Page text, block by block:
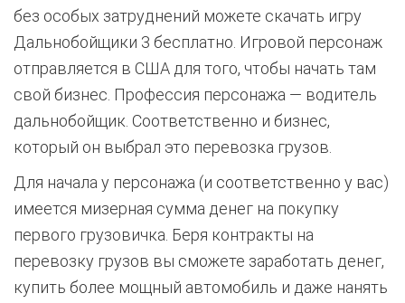
без особых затруднений можете скачать игру
Дальнобойщики 3 бесплатно. Игровой персонаж
отправляется в США для того, чтобы начать там
свой бизнес. Профессия персонажа — водитель
дальнобойщик. Соответственно и бизнес,
который он выбрал это перевозка грузов.
Для начала у персонажа (и соответственно у вас)
имеется мизерная сумма денег на покупку
первого грузовичка. Беря контракты на
перевозку грузов вы сможете заработать денег,
купить более мощный автомобиль и даже нанять